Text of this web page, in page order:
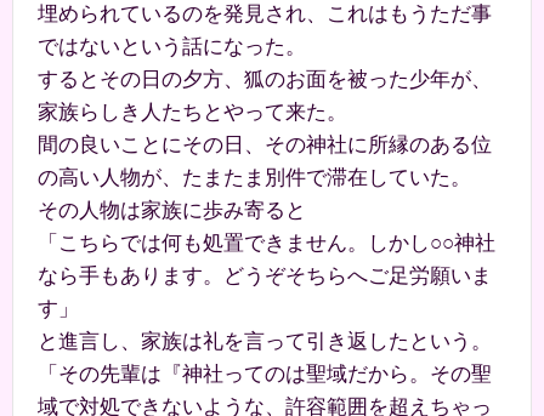
埋められているのを発見され、これはもうただ事
ではないという話になった。
するとその日の夕方、狐のお面を被った少年が、
家族らしき人たちとやって来た。
間の良いことにその日、その神社に所縁のある位
の高い人物が、たまたま別件で滞在していた。
その人物は家族に歩み寄ると
「こちらでは何も処置できません。しかし○○神社
なら手もあります。どうぞそちらへご足労願いま
す」
と進言し、家族は礼を言って引き返したという。
「その先輩は『神社ってのは聖域だから。その聖
域で対処できないような、許容範囲を超えちゃっ